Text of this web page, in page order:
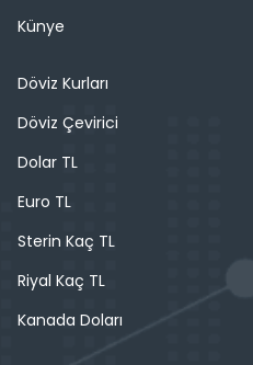
Künye
Döviz Kurları
Döviz Çevirici
Dolar TL
Euro TL
Sterin Kaç TL
Riyal Kaç TL
Kanada Doları